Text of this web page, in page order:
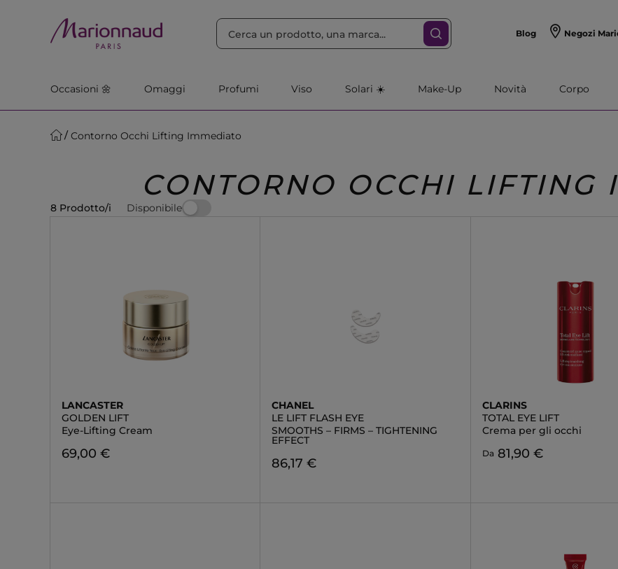
Blog Negozi
Occasioni 🌼 Omaggi Profumi Viso Solari ☀️ Make-Up Novità Corpo
Contorno Occhi Lifting Immediato
CONTORNO OCCHI LIFTING
8 Prodotto/i Disponibile
LANCASTER
GOLDEN LIFT
Eye-Lifting Cream
69,00 €
CHANEL
LE LIFT FLASH EYE
SMOOTHS – FIRMS – TIGHTENING
EFFECT
86,17 €
CLARINS
TOTAL EYE LIFT
Crema per gli occhi
Da 81,90 €